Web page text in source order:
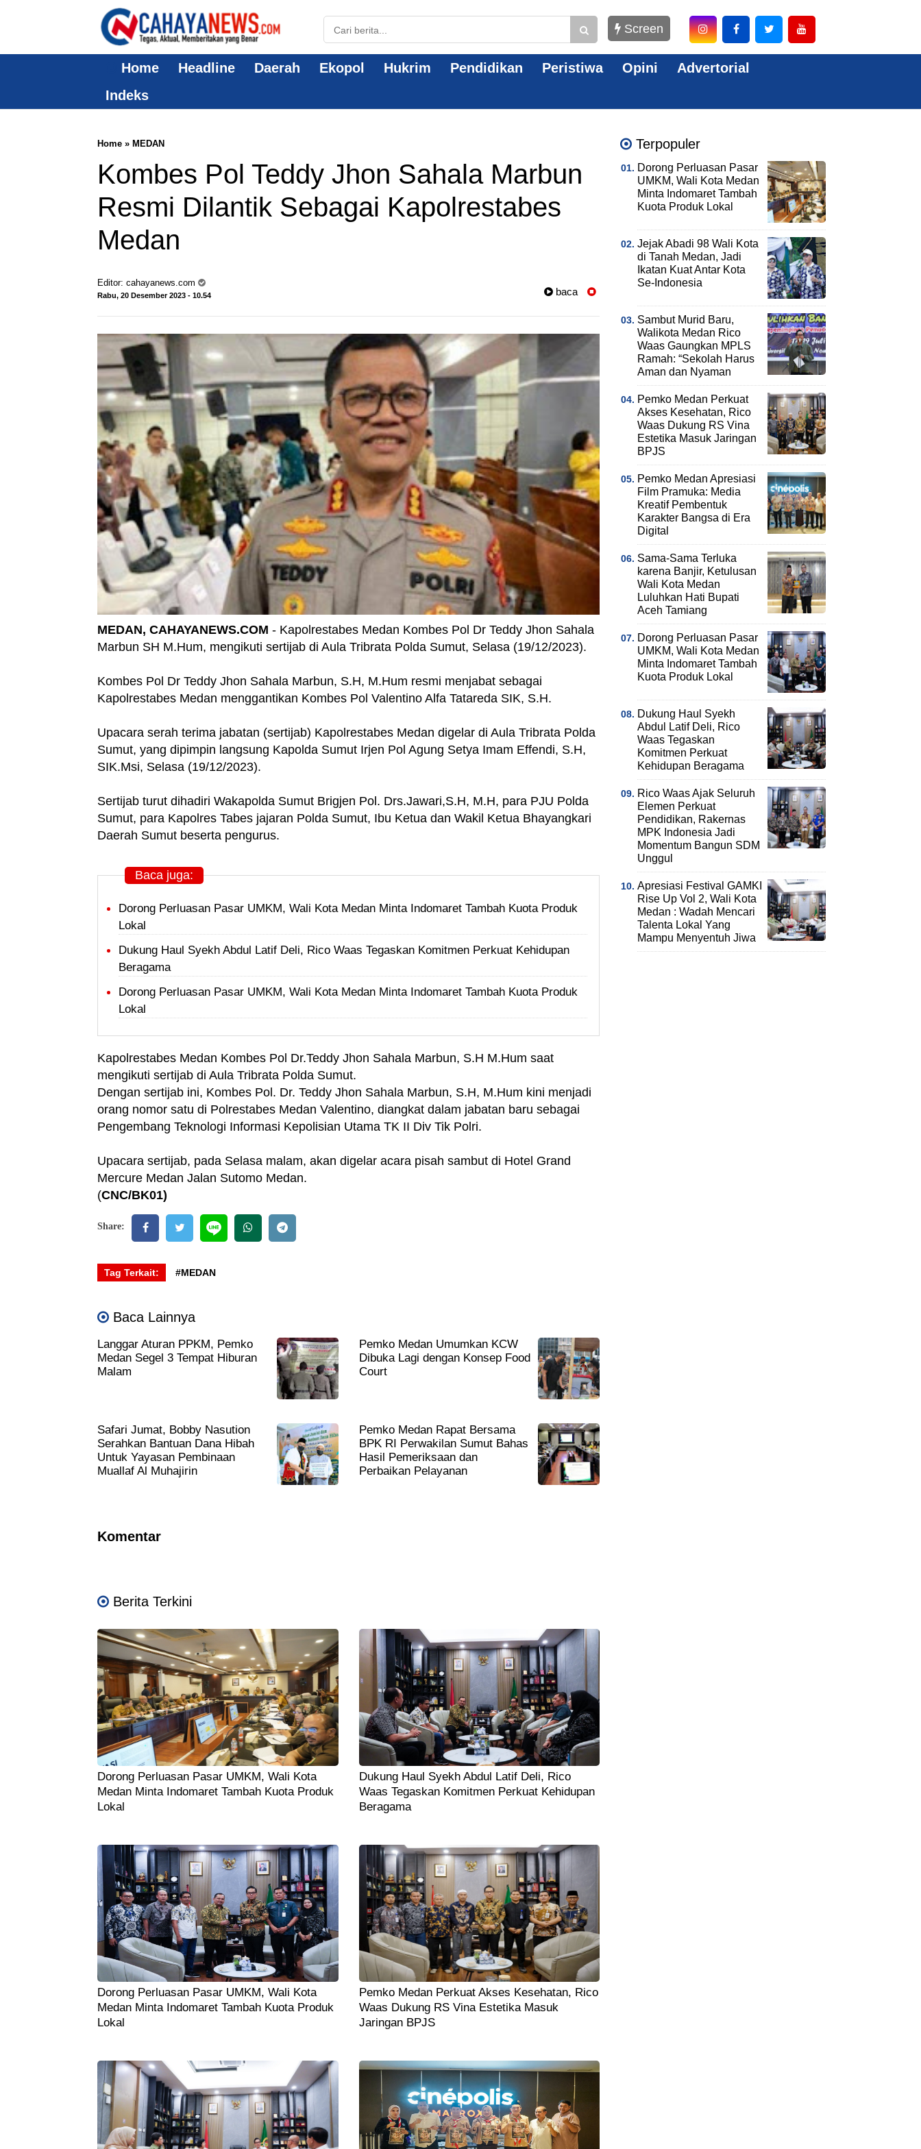
Screen
Home Headline Daerah Ekopol Hukrim Pendidikan Peristiwa Opini
Advertorial
Indeks
Home » MEDAN
Kombes Pol Teddy Jhon Sahala Marbun
Resmi Dilantik Sebagai Kapolrestabes
Medan
Editor: cahayanews.com
Rabu, 20 Desember 2023 - 10.54 baca
MEDAN, CAHAYANEWS.COM - Kapolrestabes Medan Kombes Pol Dr Teddy Jhon Sahala
Marbun SH M.Hum, mengikuti sertijab di Aula Tribrata Polda Sumut, Selasa (19/12/2023).
Kombes Pol Dr Teddy Jhon Sahala Marbun, S.H, M.Hum resmi menjabat sebagai
Kapolrestabes Medan menggantikan Kombes Pol Valentino Alfa Tatareda SIK, S.H.
Upacara serah terima jabatan (sertijab) Kapolrestabes Medan digelar di Aula Tribrata Polda
Sumut, yang dipimpin langsung Kapolda Sumut Irjen Pol Agung Setya Imam Effendi, S.H,
SIK.Msi, Selasa (19/12/2023).
Sertijab turut dihadiri Wakapolda Sumut Brigjen Pol. Drs.Jawari,S.H, M.H, para PJU Polda
Sumut, para Kapolres Tabes jajaran Polda Sumut, Ibu Ketua dan Wakil Ketua Bhayangkari
Daerah Sumut beserta pengurus.
Baca juga:
Dorong Perluasan Pasar UMKM, Wali Kota Medan Minta Indomaret Tambah Kuota Produk
Lokal
Dukung Haul Syekh Abdul Latif Deli, Rico Waas Tegaskan Komitmen Perkuat Kehidupan
Beragama
Dorong Perluasan Pasar UMKM, Wali Kota Medan Minta Indomaret Tambah Kuota Produk
Lokal
Kapolrestabes Medan Kombes Pol Dr.Teddy Jhon Sahala Marbun, S.H M.Hum saat
mengikuti sertijab di Aula Tribrata Polda Sumut.
Dengan sertijab ini, Kombes Pol. Dr. Teddy Jhon Sahala Marbun, S.H, M.Hum kini menjadi
orang nomor satu di Polrestabes Medan Valentino, diangkat dalam jabatan baru sebagai
Pengembang Teknologi Informasi Kepolisian Utama TK II Div Tik Polri.
Upacara sertijab, pada Selasa malam, akan digelar acara pisah sambut di Hotel Grand
Mercure Medan Jalan Sutomo Medan.
(CNC/BK01)
Share:
Tag Terkait: #MEDAN
Baca Lainnya
Langgar Aturan PPKM, Pemko
Medan Segel 3 Tempat Hiburan
Malam
Pemko Medan Umumkan KCW
Dibuka Lagi dengan Konsep Food
Court
Safari Jumat, Bobby Nasution
Serahkan Bantuan Dana Hibah
Untuk Yayasan Pembinaan
Muallaf Al Muhajirin
Pemko Medan Rapat Bersama
BPK RI Perwakilan Sumut Bahas
Hasil Pemeriksaan dan
Perbaikan Pelayanan
Komentar
Berita Terkini
Dorong Perluasan Pasar UMKM, Wali Kota
Medan Minta Indomaret Tambah Kuota Produk
Lokal
Dukung Haul Syekh Abdul Latif Deli, Rico
Waas Tegaskan Komitmen Perkuat Kehidupan
Beragama
Dorong Perluasan Pasar UMKM, Wali Kota
Medan Minta Indomaret Tambah Kuota Produk
Lokal
Pemko Medan Perkuat Akses Kesehatan, Rico
Waas Dukung RS Vina Estetika Masuk
Jaringan BPJS
Terpopuler
Dorong Perluasan Pasar
UMKM, Wali Kota Medan
Minta Indomaret Tambah
Kuota Produk Lokal
Jejak Abadi 98 Wali Kota
di Tanah Medan, Jadi
Ikatan Kuat Antar Kota
Se-Indonesia
Sambut Murid Baru,
Walikota Medan Rico
Waas Gaungkan MPLS
Ramah: “Sekolah Harus
Aman dan Nyaman
Pemko Medan Perkuat
Akses Kesehatan, Rico
Waas Dukung RS Vina
Estetika Masuk Jaringan
BPJS
Pemko Medan Apresiasi
Film Pramuka: Media
Kreatif Pembentuk
Karakter Bangsa di Era
Digital
Sama-Sama Terluka
karena Banjir, Ketulusan
Wali Kota Medan
Luluhkan Hati Bupati
Aceh Tamiang
Dorong Perluasan Pasar
UMKM, Wali Kota Medan
Minta Indomaret Tambah
Kuota Produk Lokal
Dukung Haul Syekh
Abdul Latif Deli, Rico
Waas Tegaskan
Komitmen Perkuat
Kehidupan Beragama
Rico Waas Ajak Seluruh
Elemen Perkuat
Pendidikan, Rakernas
MPK Indonesia Jadi
Momentum Bangun SDM
Unggul
Apresiasi Festival GAMKI
Rise Up Vol 2, Wali Kota
Medan : Wadah Mencari
Talenta Lokal Yang
Mampu Menyentuh Jiwa